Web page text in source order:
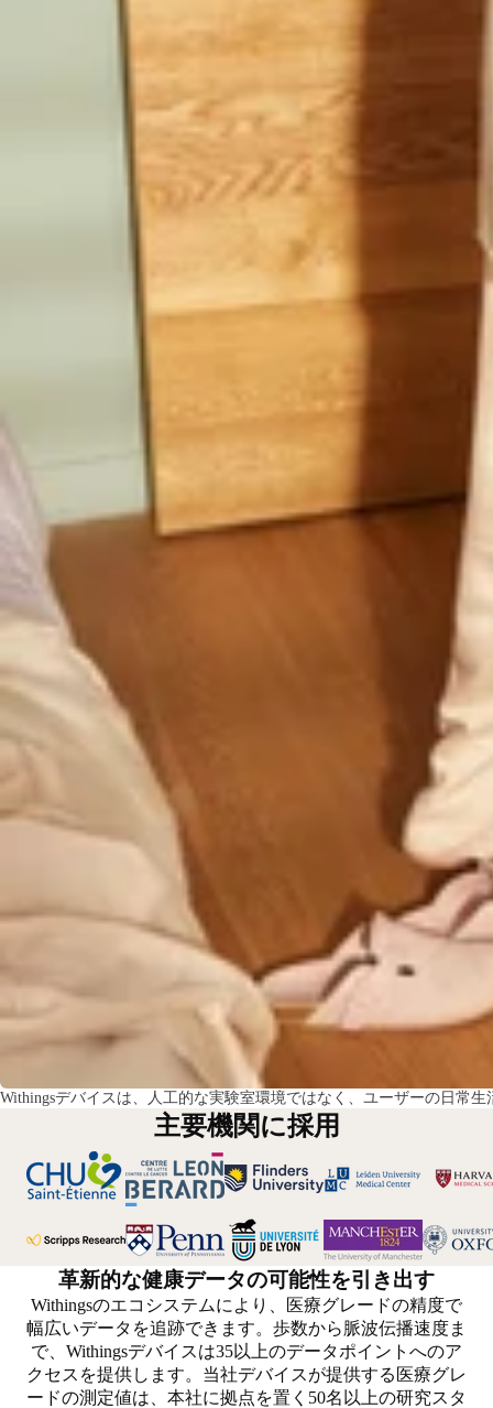
Withingsデバイスは、人工的な実験室環境ではなく、ユーザーの日常
主要機関に採用
革新的な健康データの可能性を引き出す
Withingsのエコシステムにより、医療グレードの精度で
幅広いデータを追跡できます。歩数から脈波伝播速度ま
で、Withingsデバイスは35以上のデータポイントへのア
クセスを提供します。当社デバイスが提供する医療グレ
ードの測定値は、本社に拠点を置く50名以上の研究スタ